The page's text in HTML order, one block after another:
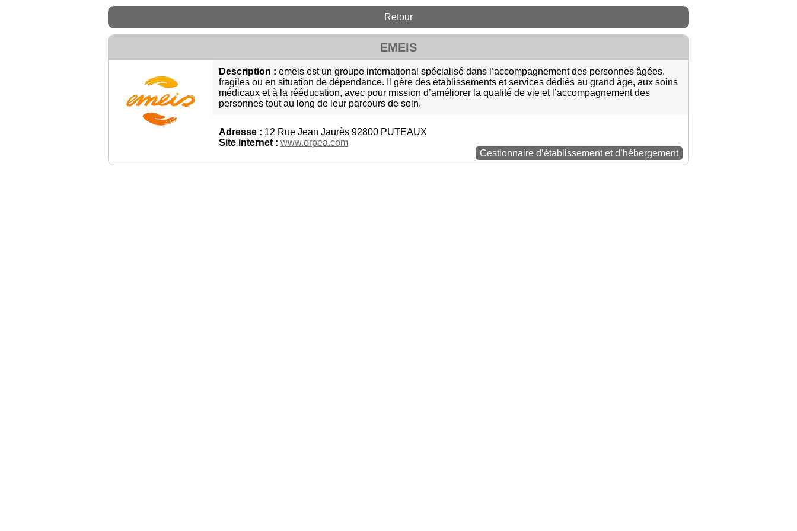
Retour
EMEIS
Description : emeis est un groupe international spécialisé dans l’accompagnement des personnes âgées,
fragiles ou en situation de dépendance. Il gère des établissements et services dédiés au grand âge, aux soins
médicaux et à la rééducation, avec pour mission d’améliorer la qualité de vie et l’accompagnement des
personnes tout au long de leur parcours de soin.
Adresse : 12 Rue Jean Jaurès 92800 PUTEAUX
Site internet : www.orpea.com
Gestionnaire d’établissement et d’hébergement